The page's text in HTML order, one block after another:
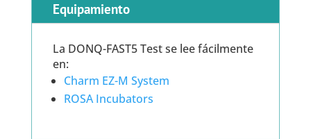
Equipamiento
La DONQ-FAST5 Test se lee fácilmente
en:
Charm EZ-M System
ROSA Incubators